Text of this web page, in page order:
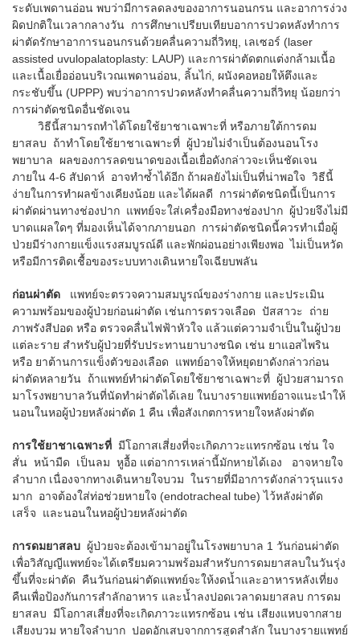
ระดับเพดานอ่อน พบว่ามีการลดลงของอาการนอนกรน และอาการง่วง
ผิดปกติในเวลากลางวัน การศึกษาเปรียบเทียบอาการปวดหลังทำการ
ผ่าตัดรักษาอาการนอนกรนด้วยคลื่นความถี่วิทยุ, เลเซอร์ (laser
assisted uvulopalatoplasty: LAUP) และการผ่าตัดตกแต่งกล้ามเนื้อ
และเนื้อเยื่ออ่อนบริเวณเพดานอ่อน, ลิ้นไก่, ผนังคอหอยให้ตึงและ
กระชับขึ้น (UPPP) พบว่าอาการปวดหลังทำคลื่นความถี่วิทยุ น้อยกว่า
การผ่าตัดชนิดอื่นชัดเจน
วิธีนี้สามารถทำได้โดยใช้ยาชาเฉพาะที่ หรือภายใต้การดม
ยาสลบ ถ้าทำโดยใช้ยาชาเฉพาะที่ ผู้ป่วยไม่จำเป็นต้องนอนโรง
พยาบาล ผลของการลดขนาดของเนื้อเยื่อดังกล่าวจะเห็นชัดเจน
ภายใน 4-6 สัปดาห์ อาจทำซ้ำได้อีก ถ้าผลยังไม่เป็นที่น่าพอใจ วิธีนี้
ง่ายในการทำผลข้างเคียงน้อย และได้ผลดี การผ่าตัดชนิดนี้เป็นการ
ผ่าตัดผ่านทางช่องปาก แพทย์จะใส่เครื่องมือทางช่องปาก ผู้ป่วยจึงไม่มี
บาดแผลใดๆ ที่มองเห็นได้จากภายนอก การผ่าตัดชนิดนี้ควรทำเมื่อผู้
ป่วยมีร่างกายแข็งแรงสมบูรณ์ดี และพักผ่อนอย่างเพียงพอ ไม่เป็นหวัด
หรือมีการติดเชื้อของระบบทางเดินหายใจเฉียบพลัน
ก่อนผ่าตัด
แพทย์จะตรวจความสมบูรณ์ของร่างกาย และประเมิน
ความพร้อมของผู้ป่วยก่อนผ่าตัด เช่นการตรวจเลือด ปัสสาวะ ถ่าย
ภาพรังสีปอด หรือ ตรวจคลื่นไฟฟ้าหัวใจ แล้วแต่ความจำเป็นในผู้ป่วย
แต่ละราย สำหรับผู้ป่วยที่รับประทานยาบางชนิด เช่น ยาแอสไพริน
หรือ ยาต้านการแข็งตัวของเลือด แพทย์อาจให้หยุดยาดังกล่าวก่อน
ผ่าตัดหลายวัน ถ้าแพทย์ทำผ่าตัดโดยใช้ยาชาเฉพาะที่ ผู้ป่วยสามารถ
มาโรงพยาบาลวันที่นัดทำผ่าตัดได้เลย ในบางรายแพทย์อาจแนะนำให้
นอนในหอผู้ป่วยหลังผ่าตัด 1 คืน เพื่อสังเกตการหายใจหลังผ่าตัด
การใช้ยาชาเฉพาะที่ มีโอกาสเสี่ยงที่จะเกิดภาวะแทรกซ้อน เช่น ใจ
สั่น หน้ามืด เป็นลม หูอื้อ แต่อาการเหล่านี้มักหายได้เอง อาจหายใจ
ลำบาก เนื่องจากทางเดินหายใจบวม ในรายที่มีอาการดังกล่าวรุนแรง
มาก อาจต้องใส่ท่อช่วยหายใจ (endotracheal tube) ไว้หลังผ่าตัด
เสร็จ และนอนในหอผู้ป่วยหลังผ่าตัด
การดมยาสลบ ผู้ป่วยจะต้องเข้ามาอยู่ในโรงพยาบาล 1 วันก่อนผ่าตัด
เพื่อวิสัญญีแพทย์จะได้เตรียมความพร้อมสำหรับการดมยาสลบในวันรุ่ง
ขึ้นที่จะผ่าตัด คืนวันก่อนผ่าตัดแพทย์จะให้งดน้ำและอาหารหลังเที่ยง
คืนเพื่อป้องกันการสำลักอาหาร และน้ำลงปอดเวลาดมยาสลบ การดม
ยาสลบ มีโอกาสเสี่ยงที่จะเกิดภาวะแทรกซ้อน เช่น เสียงแหบจากสาย
เสียงบวม หายใจลำบาก ปอดอักเสบจากการสูดสำลัก ในบางรายแพทย์